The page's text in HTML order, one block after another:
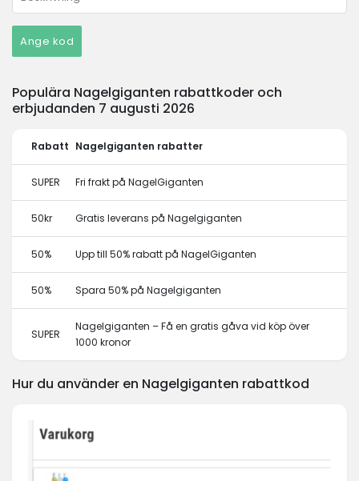
Ange kod
Populära Nagelgiganten rabattkoder och
erbjudanden 7 augusti 2026
Rabatt Nagelgiganten rabatter
SUPER Fri frakt på NagelGiganten
50kr Gratis leverans på Nagelgiganten
50% Upp till 50% rabatt på NagelGiganten
50% Spara 50% på Nagelgiganten
SUPER
Nagelgiganten – Få en gratis gåva vid köp över
1000 kronor
Hur du använder en Nagelgiganten rabattkod